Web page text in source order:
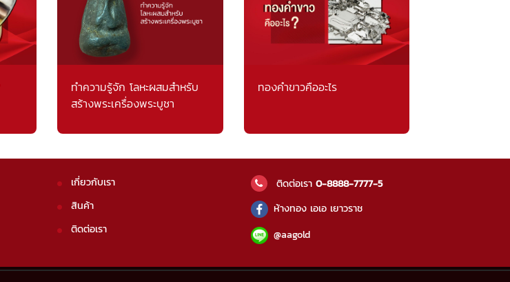
ทำความรู้จัก โลหะผสมสำหรับ
สร้างพระเครื่องพระบูชา
ทองคำขาวคืออะไร
เกี่ยวกับเรา
สินค้า
ติดต่อเรา
ติดต่อเรา 0-8888-7777-5
ห้างทอง เอเอ เยาวราช
@aagold